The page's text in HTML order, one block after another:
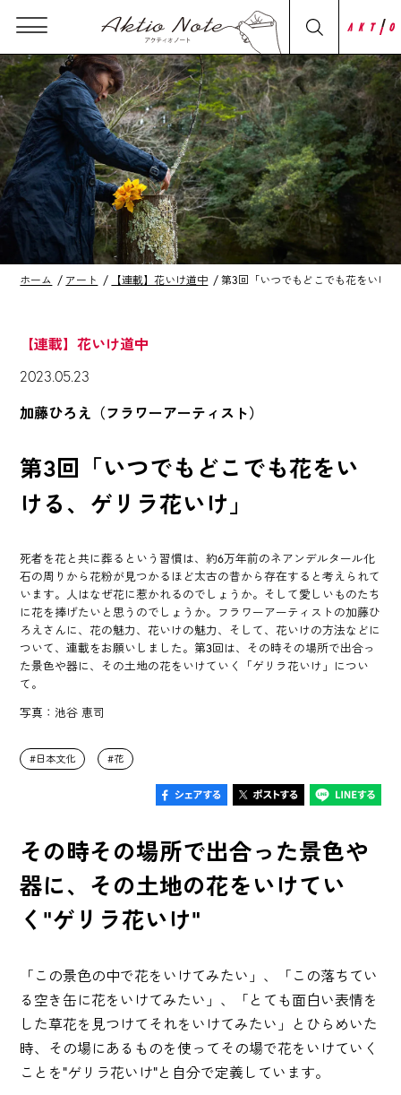
ホーム アート 【連載】花いけ道中 第3回「いつでもどこでも花をいけ
【連載】花いけ道中
2023.05.23
加藤ひろえ（フラワーアーティスト）
第3回「いつでもどこでも花をい
ける、ゲリラ花いけ」
死者を花と共に葬るという習慣は、約6万年前のネアンデルタール化
石の周りから花粉が見つかるほど太古の昔から存在すると考えられて
います。人はなぜ花に惹かれるのでしょうか。そして愛しいものたち
に花を捧げたいと思うのでしょうか。フラワーアーティストの加藤ひ
ろえさんに、花の魅力、花いけの魅力、そして、花いけの方法などに
ついて、連載をお願いしました。第3回は、その時その場所で出合っ
た景色や器に、その土地の花をいけていく「ゲリラ花いけ」につい
て。
写真：池谷 恵司
日本文化 花
その時その場所で出合った景色や
器に、その土地の花をいけてい
く"ゲリラ花いけ"
「この景色の中で花をいけてみたい」、「この落ちてい
る空き缶に花をいけてみたい」、「とても面白い表情を
した草花を見つけてそれをいけてみたい」とひらめいた
時、その場にあるものを使ってその場で花をいけていく
ことを"ゲリラ花いけ"と自分で定義しています。